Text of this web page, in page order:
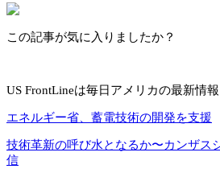
この記事が気に入りましたか？
US FrontLineは毎日アメリカの最新情
エネルギー省、蓄電技術の開発を支援
技術革新の呼び水となるか〜カンザス
信